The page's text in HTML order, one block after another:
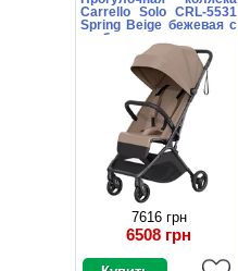
Carrello Solo CRL-5531
Spring Beige бежевая с
глубоким капюшоном
7616 грн
6508 грн